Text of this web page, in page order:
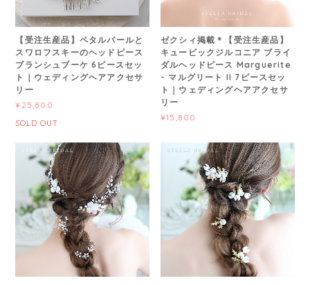
【受注生産品】ペタルパールと
スワロフスキーのヘッドピース
ブランシュブーケ 6ピースセッ
ト｜ウェディングヘアアクセサ
リー
¥25,800
SOLD OUT
ゼクシィ掲載＊【受注生産品】
キュービックジルコニア ブライ
ダルヘッドピース Marguerite
- マルグリート II 7ピースセッ
ト｜ウェディングヘアアクセサ
リー
¥15,800